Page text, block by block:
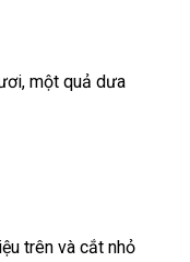
một quả dưa
trên và cắt nhỏ